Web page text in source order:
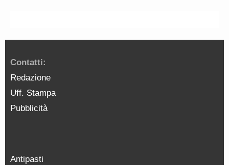
Contatti:
Redazione
Uff. Stampa
Pubblicità
Antipasti